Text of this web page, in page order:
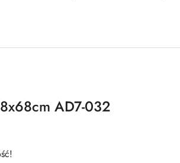
AD7-032